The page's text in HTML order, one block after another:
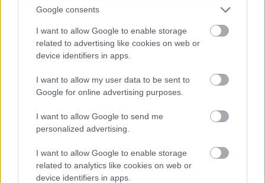
Google consents
I want to allow Google to enable storage
related to advertising like cookies on web or
device identifiers in apps.
I want to allow my user data to be sent to
Google for online advertising purposes.
I want to allow Google to send me
personalized advertising.
I want to allow Google to enable storage
related to analytics like cookies on web or
device identifiers in apps.
Történelmi táj, amelynek minden köve mesél –
megújul a tatai Angolkert
műemlékek, köztük a különleges Műromok, valamint a közeli
Várkanyarban álló Nepomuki Szent János híd és szobor is.
M1 bővítés: már zajlik a teljesen új
Bicske Kelet csomópont építése